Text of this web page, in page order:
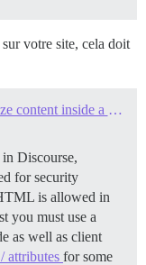
votre site, cela doit
What are the different ways to customize content inside a post (custom attributes and such)
Discourse,
for security
is allowed in
you must use a
as well as client
attributes for some